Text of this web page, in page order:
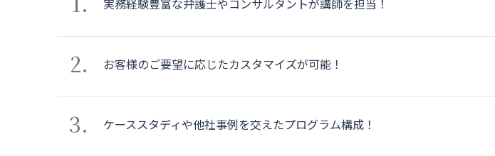
実務経験豊富な弁護士やコンサルタントが講師を担当！
お客様のご要望に応じたカスタマイズが可能！
ケーススタディや他社事例を交えたプログラム構成！